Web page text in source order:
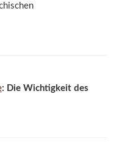
: Die Wichtigkeit des